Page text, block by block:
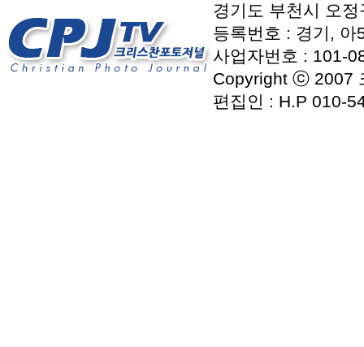
경기도 부천시 오
등록번호 : 경기,
사업자번호 : 101-
Copyright ⓒ 2007
편집인 : H.P 010-